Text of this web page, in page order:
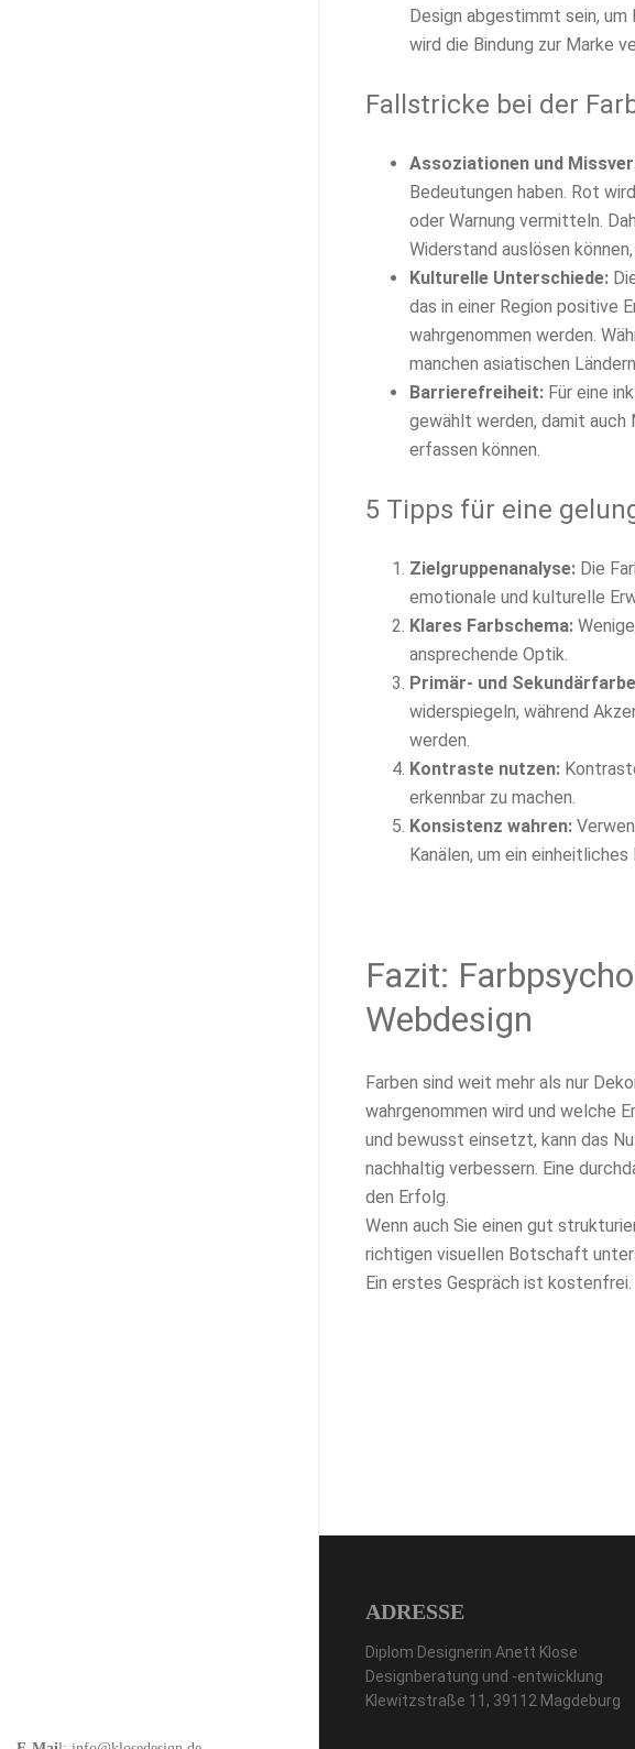
Design abgestimmt sein,
wird die Bindung zur Marke
Fallstricke bei der
Assoziationen und
Bedeutungen haben. Rot
oder Warnung vermitteln.
Widerstand auslösen
Kulturelle Unterschiede:
das in einer Region positive
wahrgenommen werden.
manchen asiatischen
Barrierefreiheit: Für eine
gewählt werden, damit
erfassen können.
5 Tipps für eine
Zielgruppenanalyse: Die
emotionale und kulturelle
Klares Farbschema:
ansprechende Optik.
Primär- und
widerspiegeln, während
werden.
Kontraste nutzen:
erkennbar zu machen.
Konsistenz wahren:
Kanälen, um ein
Fazit:
Webdesign
Farben sind weit mehr als nur
wahrgenommen wird und welche
und bewusst einsetzt, kann das
nachhaltig verbessern. Eine
den Erfolg.
Wenn auch Sie einen gut
richtigen visuellen Botschaft
Ein erstes Gespräch ist kostenfrei.
ADRESSE
Diplom Designerin Anett Klose
Designberatung und -entwicklung
Klewitzstraße 11, 39112 Magdeburg